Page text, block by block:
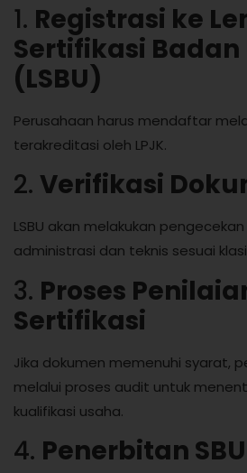
1. Registrasi ke
Sertifikasi Badan
(LSBU)
Perusahaan harus mendaftar
terakreditasi oleh LPJK.
2. Verifikasi
LSBU akan melakukan
administrasi dan teknis sesuai
3. Proses
Sertifikasi
Jika dokumen memenuhi syarat,
melalui proses audit untuk
kualifikasi usaha.
4. Penerbitan SBU